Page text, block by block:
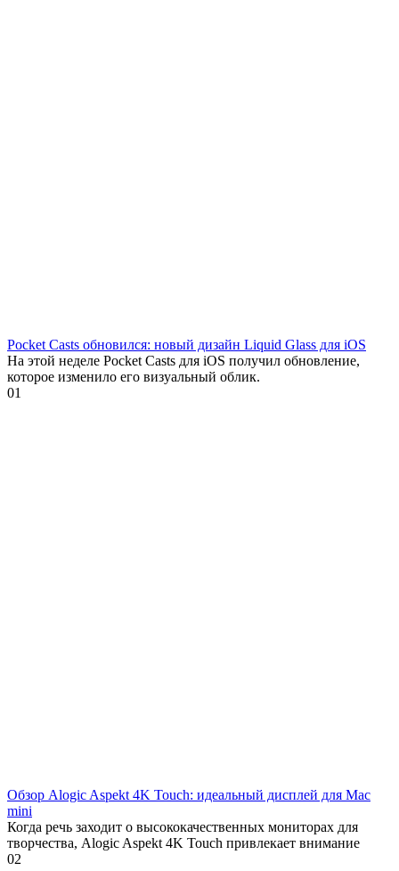
Pocket Casts обновился: новый дизайн Liquid Glass для iOS
На этой неделе Pocket Casts для iOS получил обновление,
которое изменило его визуальный облик.
01
Обзор Alogic Aspekt 4K Touch: идеальный дисплей для Mac
mini
Когда речь заходит о высококачественных мониторах для
творчества, Alogic Aspekt 4K Touch привлекает внимание
02